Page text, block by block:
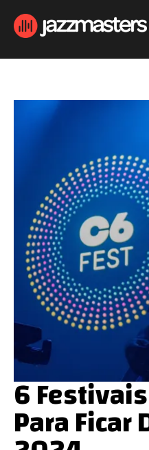
6
Para Ficar